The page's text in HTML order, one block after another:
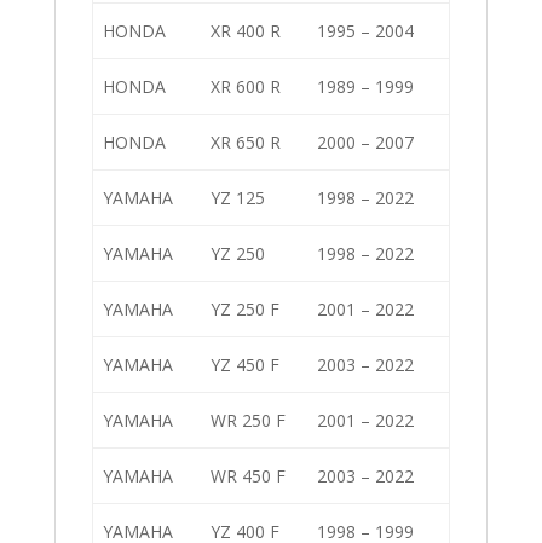
HONDA XR 400 R 1995 – 2004
HONDA XR 600 R 1989 – 1999
HONDA XR 650 R 2000 – 2007
YAMAHA YZ 125 1998 – 2022
YAMAHA YZ 250 1998 – 2022
YAMAHA YZ 250 F 2001 – 2022
YAMAHA YZ 450 F 2003 – 2022
YAMAHA WR 250 F 2001 – 2022
YAMAHA WR 450 F 2003 – 2022
YAMAHA YZ 400 F 1998 – 1999